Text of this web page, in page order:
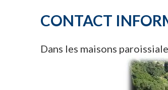
CONTACT
Dans les maisons